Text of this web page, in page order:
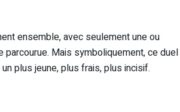
ensemble, avec seulement une ou
parcourue. Mais symboliquement, ce duel
plus jeune, plus frais, plus incisif.